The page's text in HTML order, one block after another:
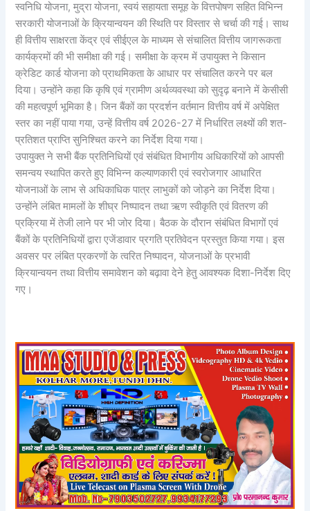
स्वनिधि योजना, मुद्रा योजना, स्वयं सहायता समूह के वित्तपोषण सहित विभिन्न
सरकारी योजनाओं के क्रियान्वयन की स्थिति पर विस्तार से चर्चा की गई। साथ
ही वित्तीय साक्षरता केंद्र एवं सीईएल के माध्यम से संचालित वित्तीय जागरूकता
कार्यक्रमों की भी समीक्षा की गई। समीक्षा के क्रम में उपायुक्त ने किसान
क्रेडिट कार्ड योजना को प्राथमिकता के आधार पर संचालित करने पर बल
दिया। उन्होंने कहा कि कृषि एवं ग्रामीण अर्थव्यवस्था को सुदृढ़ बनाने में केसीसी
की महत्वपूर्ण भूमिका है। जिन बैंकों का प्रदर्शन वर्तमान वित्तीय वर्ष में अपेक्षित
स्तर का नहीं पाया गया, उन्हें वित्तीय वर्ष 2026-27 में निर्धारित लक्ष्यों की शत-
प्रतिशत प्राप्ति सुनिश्चित करने का निर्देश दिया गया।
उपायुक्त ने सभी बैंक प्रतिनिधियों एवं संबंधित विभागीय अधिकारियों को आपसी
समन्वय स्थापित करते हुए विभिन्न कल्याणकारी एवं स्वरोजगार आधारित
योजनाओं के लाभ से अधिकाधिक पात्र लाभुकों को जोड़ने का निर्देश दिया।
उन्होंने लंबित मामलों के शीघ्र निष्पादन तथा ऋण स्वीकृति एवं वितरण की
प्रक्रिया में तेजी लाने पर भी जोर दिया। बैठक के दौरान संबंधित विभागों एवं
बैंकों के प्रतिनिधियों द्वारा एजेंडावार प्रगति प्रतिवेदन प्रस्तुत किया गया। इस
अवसर पर लंबित प्रकरणों के त्वरित निष्पादन, योजनाओं के प्रभावी
क्रियान्वयन तथा वित्तीय समावेशन को बढ़ावा देने हेतु आवश्यक दिशा-निर्देश दिए
गए।